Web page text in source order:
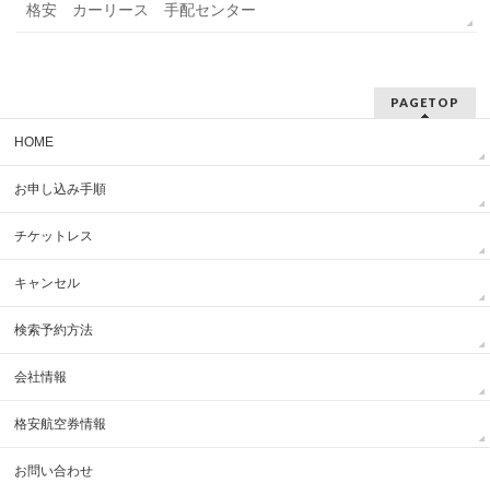
格安 カーリース 手配センター
PAGETOP
HOME
お申し込み手順
チケットレス
キャンセル
検索予約方法
会社情報
格安航空券情報
お問い合わせ